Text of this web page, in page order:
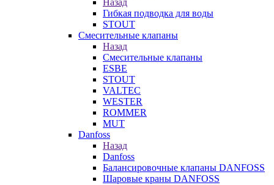
Назад
Гибкая подводка для воды
STOUT
Смесительные клапаны
Назад
Смесительные клапаны
ESBE
STOUT
VALTEC
WESTER
ROMMER
MUT
Danfoss
Назад
Danfoss
Балансировочные клапаны DANFOSS
Шаровые краны DANFOSS